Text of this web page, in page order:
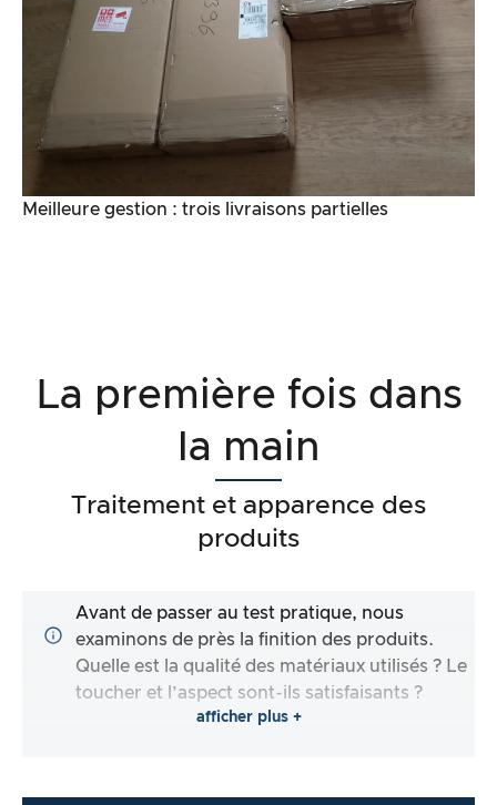
Meilleure gestion : trois livraisons partielles
La première fois dans
la main
Traitement et apparence des
produits
Avant de passer au test pratique, nous
examinons de près la finition des produits.
Quelle est la qualité des matériaux utilisés ? Le
toucher et l’aspect sont-ils satisfaisants ?
afficher plus +